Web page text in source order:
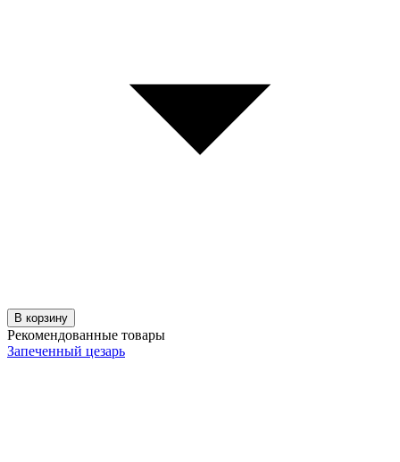
В корзину
Рекомендованные товары
Запеченный цезарь